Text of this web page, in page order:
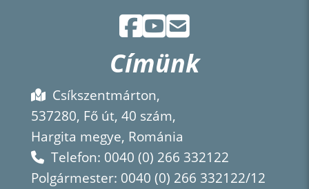
Címünk
Csíkszentmárton,
537280, Fő út, 40 szám,
Hargita megye, Románia
Telefon: 0040 (0) 266 332122
Polgármester: 0040 (0) 266 332122/12